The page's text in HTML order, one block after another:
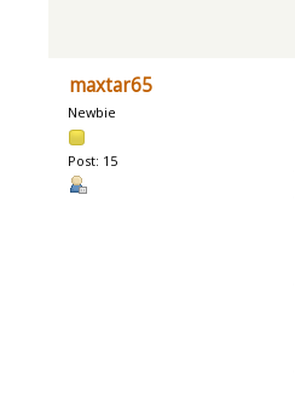
maxtar65
Newbie
Post: 15